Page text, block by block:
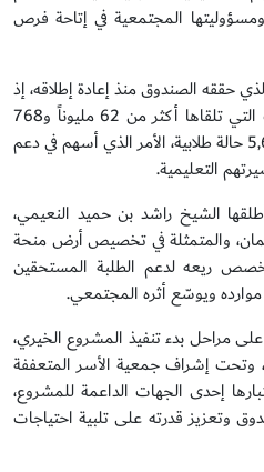
المجتمعية في إتاحة فرص
حققه الصندوق منذ إعادة إطلاقه، إذ
بلغ إجمالي التبرعات والمساهمات التي تلقاها أكثر من 62 مليوناً و768
ألف درهم، استفادت منها نحو 5,690 حالة طلابية، الأمر الذي أسهم في دعم
التعليمية.
الشيخ راشد بن حميد النعيمي،
والمتمثلة في تخصيص أرض منحة
ريعه لدعم الطلبة المستحقين
ويوسّع أثره المجتمعي.
مراحل بدء تنفيذ المشروع الخيري،
وتحت إشراف جمعية الأسر المتعففة
إحدى الجهات الداعمة للمشروع،
وتعزيز قدرته على تلبية احتياجات